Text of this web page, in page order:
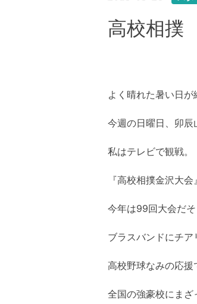
高校相撲
よく晴れた暑い日が
今週の日曜日、卯辰
私はテレビで観戦。
『高校相撲金沢大
今年は99回大会だそ
ブラスバンドにチ
高校野球なみの応援
全国の強豪校にまざ